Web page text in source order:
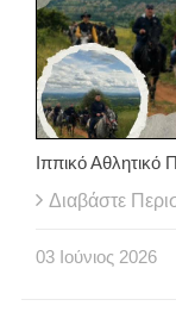
Ιππικό Αθλητικό
Διαβάστε
03 Ιούνιος 2026